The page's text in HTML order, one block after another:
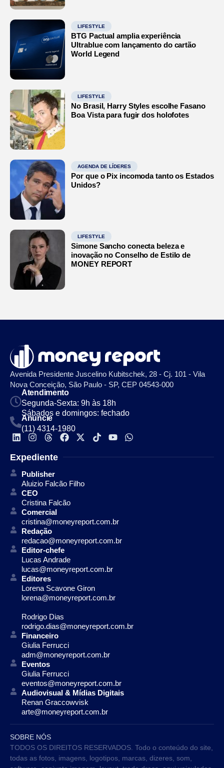
LIFESTYLE
BTG Pactual amplia experiência
Ultrablue com lançamento do cartão
World Legend
LIFESTYLE
No Brasil, Harry Styles escolhe Fasano
Boa Vista para fugir dos holofotes
AGENDA DE LÍDERES
Por que o Pix incomoda tanto os Estados
Unidos?
LIFESTYLE
Simone Sancho conecta beleza e
inovação no Conselho de Estilo de
MONEY REPORT
Avenida Presidente Juscelino Kubitschek, 28 - Cj. 101 - Vila
Nova Conceição, São Paulo - SP, CEP 04543-000
Atendimento
Segunda-Sexta: 9h às 18h
Sábados e domingos: fechado
Anuncie
(11) 4314-1980
Expediente
Publisher
Aluizio Falcão Filho
CEO
Cristina Falcão
Comercial
cristina@moneyreport.com.br
Redação
redacao@moneyreport.com.br
Editor-chefe
Lucas Andrade
lucas@moneyreport.com.br
Editores
Lorena Scavone Giron
lorena@moneyreport.com.br
Rodrigo Dias
rodrigo.dias@moneyreport.com.br
Financeiro
Giulia Ferrucci
adm@moneyreport.com.br
Eventos
Giulia Ferrucci
eventos@moneyreport.com.br
Audiovisual & Mídias Digitais
Renan Graccowvisk
arte@moneyreport.com.br
SOBRE NÓS
TODOS OS DIREITOS RESERVADOS. Todo o conteúdo do site,
todas as fotos, imagens, logotipos, marcas, dizeres, som,